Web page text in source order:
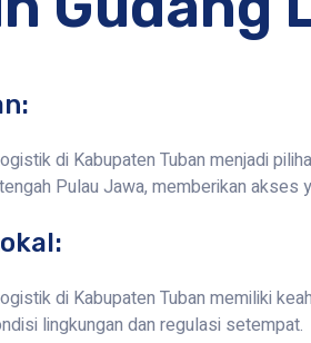
di Kabupaten Tuban menjadi
Pulau Jawa, memberikan akses
di Kabupaten Tuban memiliki
lingkungan dan regulasi setempat.